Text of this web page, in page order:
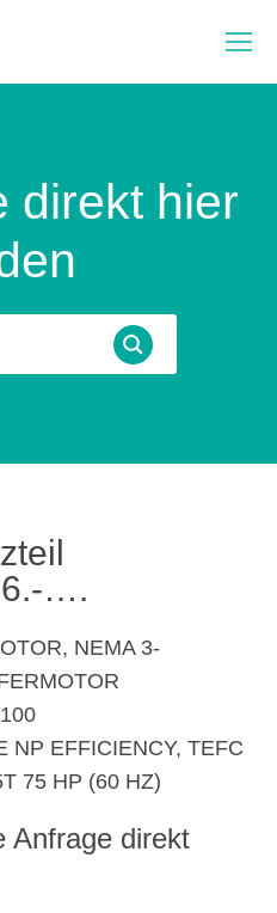
direkt hier
….
NEMA 3-
NP EFFICIENCY, TEFC
75 HP (60 HZ)
Anfrage direkt